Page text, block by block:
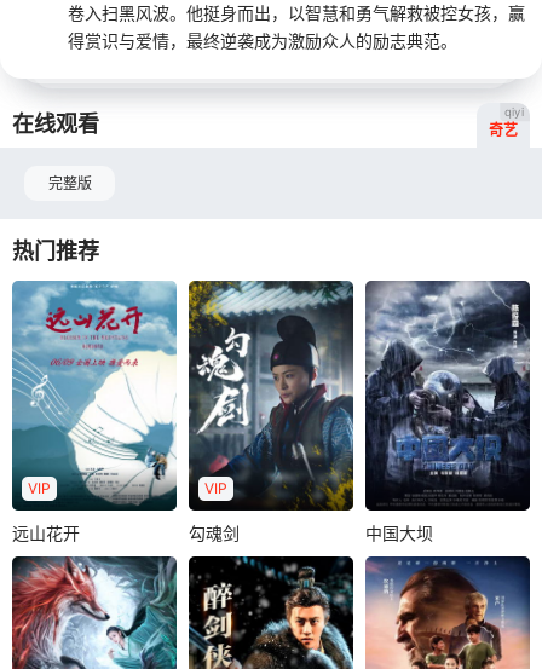
卷入扫黑风波。他挺身而出，以智慧和勇气解救被控女孩，赢
得赏识与爱情，最终逆袭成为激励众人的励志典范。
在线观看 奇艺
qiyi
完整版
热门推荐
VIP
远山花开
林婉盈
蒋昊伦
王钢
南京市某重点中学
年轻的音乐老师刘
远山花开
VIP
勾魂剑
田牧童
魏子涵
潘俊潼
六扇门捕头梅胜雪
奉命前往调查威远
勾魂剑 中国大坝
1959年，百年难遇
的洪水威胁着中国
第一座自主建设的
新安江大坝..
中国大坝